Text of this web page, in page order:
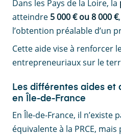
Dans les Pays de la Loire, la
atteindre 5 000 € ou 8 000 €
l’obtention préalable d’un
Cette aide vise à renforcer
entrepreneuriaux sur le
Les différentes aides et
en Île-de-France
En Île-de-France, il n’existe
équivalente à la PRCE,